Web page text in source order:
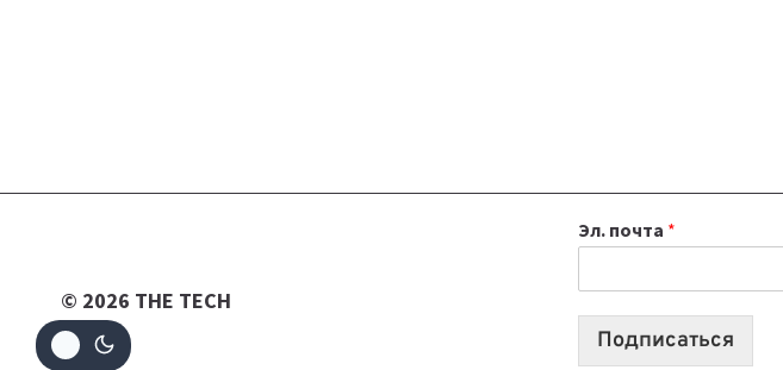
© 2026 THE TECH
Эл. почта *
Подписаться